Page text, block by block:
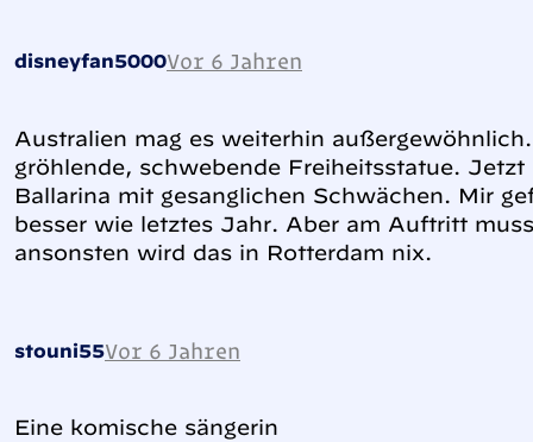
disneyfan5000Vor 6 Jahren
Australien mag es weiterhin
gröhlende, schwebende Freiheitsstatue.
Ballarina mit gesanglichen Schwächen. Mir
besser wie letztes Jahr. Aber am Auftritt
ansonsten wird das in Rotterdam nix.
stouni55Vor 6 Jahren
Eine komische sängerin